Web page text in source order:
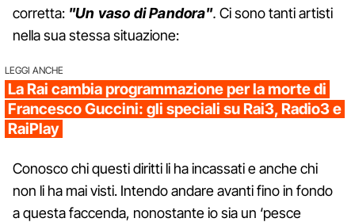
corretta: "Un vaso di Pandora". Ci sono tanti artisti
nella sua stessa situazione:
LEGGI ANCHE
La Rai cambia programmazione per la morte di
Francesco Guccini: gli speciali su Rai3, Radio3 e
RaiPlay
Conosco chi questi diritti li ha incassati e anche chi
non li ha mai visti. Intendo andare avanti fino in fondo
a questa faccenda, nonostante io sia un ‘pesce